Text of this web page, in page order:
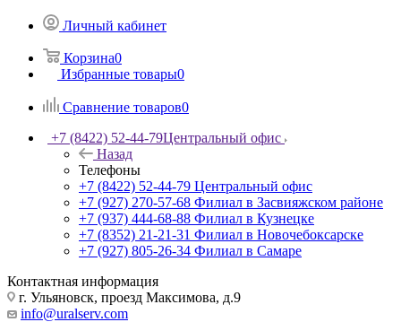
Личный кабинет
Корзина0
Избранные товары0
Сравнение товаров0
+7 (8422) 52-44-79Центральный офис
Назад
Телефоны
+7 (8422) 52-44-79 Центральный офис
+7 (927) 270-57-68 Филиал в Засвияжском районе
+7 (937) 444-68-88 Филиал в Кузнецке
+7 (8352) 21-21-31 Филиал в Новочебоксарске
+7 (927) 805-26-34 Филиал в Самаре
Контактная информация
г. Ульяновск, проезд Максимова, д.9
info@uralserv.com